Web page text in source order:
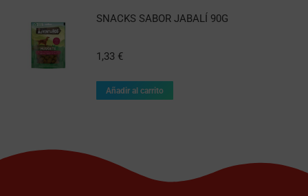
SNACKS SABOR JABALÍ 90G
1,33 €
Añadir al carrito